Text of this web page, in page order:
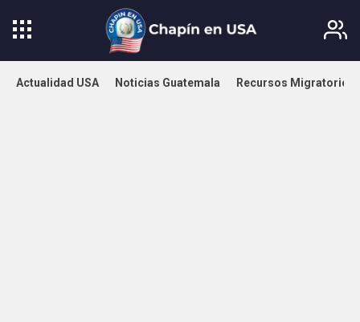
Actualidad USA Noticias Guatemala Recursos Migratorios